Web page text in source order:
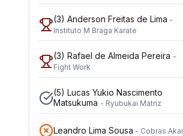
(3) Anderson Freitas de Lima -
Instituto M Braga Karate
(3) Rafael de Almeida Pereira -
Fight Work
(5) Lucas Yukio Nascimento
Matsukuma - Ryubukai Matriz
Leandro Lima Sousa - Cobras Akai